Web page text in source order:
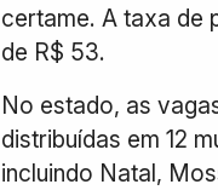
certame. A taxa de
de R$ 53.
No estado, as
distribuídas em 12
incluindo Natal,